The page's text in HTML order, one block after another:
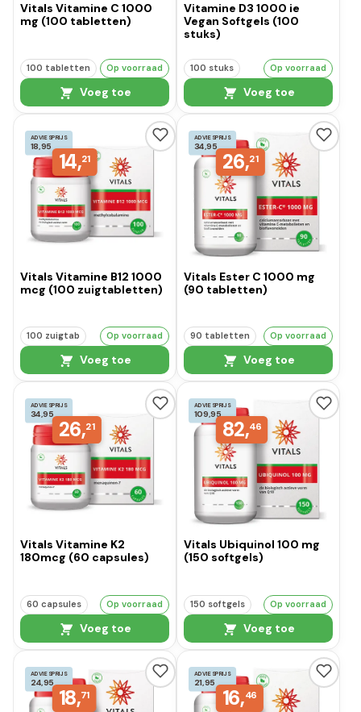
Vitals Vitamine C 1000
mg (100 tabletten)
100 tabletten Op voorraad
Voeg toe
Vitamine D3 1000 ie
Vegan Softgels (100
stuks)
100 stuks Op voorraad
Voeg toe
ADVIESPRIJS
18,95
14,21
Vitals Vitamine B12 1000
mcg (100 zuigtabletten)
100 zuigtab Op voorraad
Voeg toe
ADVIESPRIJS
34,95
26,21
Vitals Ester C 1000 mg
(90 tabletten)
90 tabletten Op voorraad
Voeg toe
ADVIESPRIJS
34,95
26,21
Vitals Vitamine K2
180mcg (60 capsules)
60 capsules Op voorraad
Voeg toe
ADVIESPRIJS
109,95
82,46
Vitals Ubiquinol 100 mg
(150 softgels)
150 softgels Op voorraad
Voeg toe
ADVIESPRIJS
24,95
18,71
ADVIESPRIJS
21,95
16,46